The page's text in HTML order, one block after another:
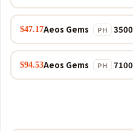
3500 Aeos Gems
PH
$47.17
7100 Aeos Gems
PH
$94.53